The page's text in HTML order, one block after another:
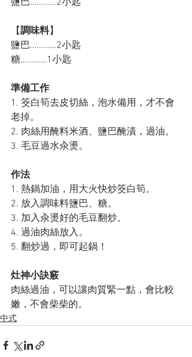
【調味料】
鹽巴…………2小匙
糖…………1小匙
準備工作
1. 筊白筍去皮切絲，泡水備用，才不會
老掉。
2. 肉絲用醃料米酒、鹽巴醃漬，過油。
3. 毛豆過水汆燙。
作法
1. 熱鍋加油，用大火快炒筊白筍。
2. 放入調味料鹽巴、糖。
3. 加入汆燙好的毛豆翻炒。
4. 過油肉絲放入。
5. 翻炒過，即可起鍋！
灶神小訣竅
肉絲過油，可以讓肉質緊一點，會比較
嫩，不會柴柴的。
中式